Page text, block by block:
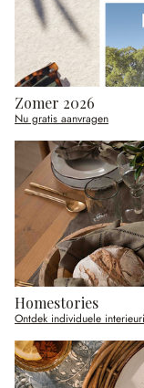
Zomer 2026
Nu gratis aanvragen
Homestories
Ontdek individuele